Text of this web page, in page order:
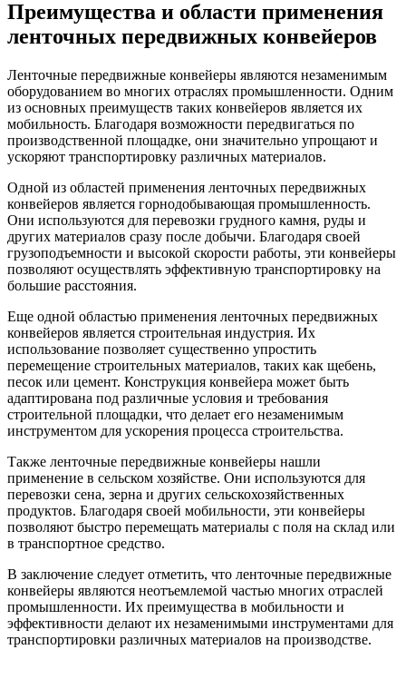
Преимущества и области применения
ленточных передвижных конвейеров
Ленточные передвижные конвейеры являются незаменимым
оборудованием во многих отраслях промышленности. Одним
из основных преимуществ таких конвейеров является их
мобильность. Благодаря возможности передвигаться по
производственной площадке, они значительно упрощают и
ускоряют транспортировку различных материалов.
Одной из областей применения ленточных передвижных
конвейеров является горнодобывающая промышленность.
Они используются для перевозки грудного камня, руды и
других материалов сразу после добычи. Благодаря своей
грузоподъемности и высокой скорости работы, эти конвейеры
позволяют осуществлять эффективную транспортировку на
большие расстояния.
Еще одной областью применения ленточных передвижных
конвейеров является строительная индустрия. Их
использование позволяет существенно упростить
перемещение строительных материалов, таких как щебень,
песок или цемент. Конструкция конвейера может быть
адаптирована под различные условия и требования
строительной площадки, что делает его незаменимым
инструментом для ускорения процесса строительства.
Также ленточные передвижные конвейеры нашли
применение в сельском хозяйстве. Они используются для
перевозки сена, зерна и других сельскохозяйственных
продуктов. Благодаря своей мобильности, эти конвейеры
позволяют быстро перемещать материалы с поля на склад или
в транспортное средство.
В заключение следует отметить, что ленточные передвижные
конвейеры являются неотъемлемой частью многих отраслей
промышленности. Их преимущества в мобильности и
эффективности делают их незаменимыми инструментами для
транспортировки различных материалов на производстве.